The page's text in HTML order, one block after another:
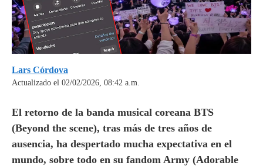
Lars Córdova
Actualizado el 02/02/2026, 08:42 a.m.
El retorno de la banda musical coreana BTS
(Beyond the scene), tras más de tres años de
ausencia, ha despertado mucha expectativa en el
mundo, sobre todo en su fandom Army (Adorable